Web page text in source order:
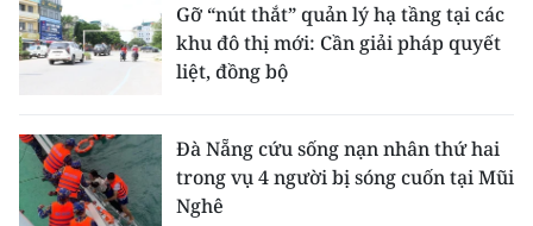
Gỡ “nút thắt” quản lý hạ tầng tại các
khu đô thị mới: Cần giải pháp quyết
liệt, đồng bộ
Đà Nẵng cứu sống nạn nhân thứ hai
trong vụ 4 người bị sóng cuốn tại Mũi
Nghê